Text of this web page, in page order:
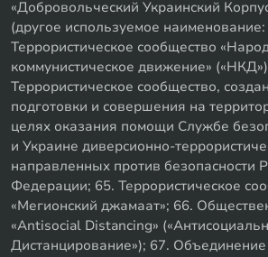
«Добровольческий Украинский
(другое используемое
Террористическое сообщество
коммунистическое движение»
Террористическое сообщество,
подготовки и совершения на
целях оказания помощи Службе
и Украине диверсионно-
направленных против безопасности
Федерации; 65. Террористическое
«Мегионский джамаат»; 66.
«Antisocial Distancing»
Дистанцирование»); 67. Объединение